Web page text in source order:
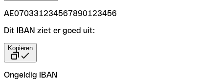
AE070331234567890123456
Dit IBAN ziet er goed uit:
Kopiëren
Ongeldig IBAN